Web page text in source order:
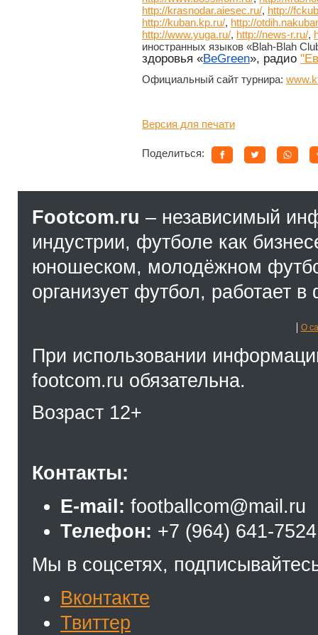
http://krasnodar.aiesec.ru/, http://
http://kuban.kp.ru/, http://
http://www.yuga.ru/, http://news-r.ru/,
иностранных языков «Blah-Blah
здоровья «BeGreen», радио
Официальный сайт турнира:
Версия для печати
Поделиться:
Footcom.ru – независимый
индустрии, футболе как
юношеском, молодёжном
организует футбол, работает
О
При использовании
footcom.ru обязательна.
Возраст 12+
Контакты:
E-mail: footballcom@mail.ru
Телефон: +7 (964) 641-7524
Мы в соцсетях,
Вконтакте
Твиттер